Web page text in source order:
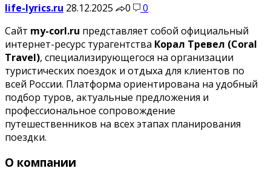
life-lyrics.ru 28.12.2025 0
0
Сайт my-corl.ru представляет собой официальный
интернет-ресурс турагентства Корал Тревел (Coral
Travel), специализирующегося на организации
туристических поездок и отдыха для клиентов по
всей России. Платформа ориентирована на удобный
подбор туров, актуальные предложения и
профессиональное сопровождение
путешественников на всех этапах планирования
поездки.
О компании